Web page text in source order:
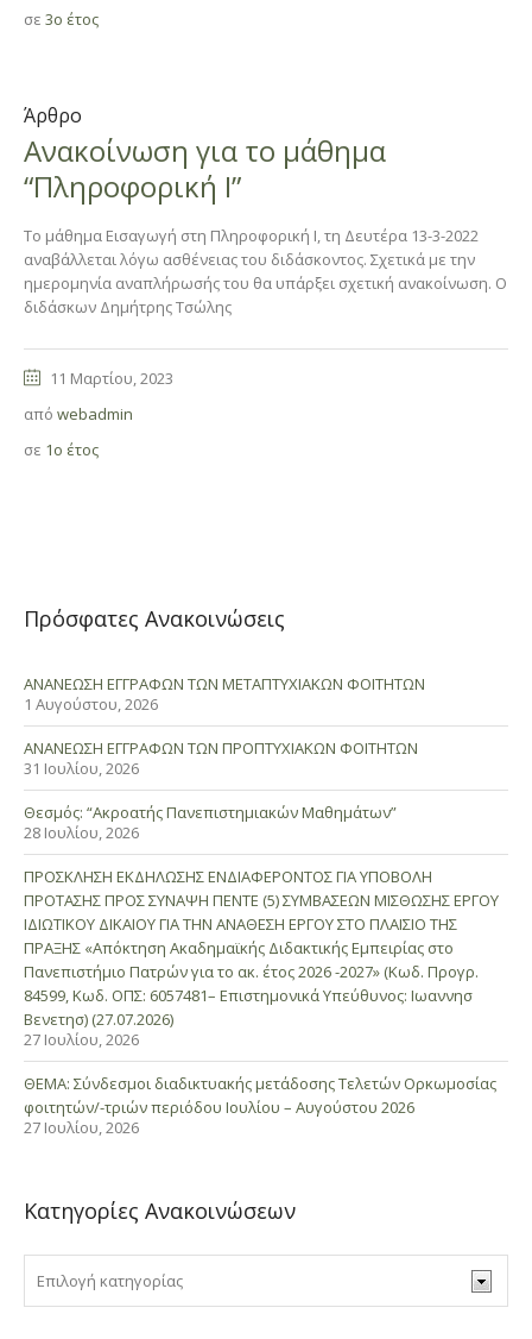
σε 3ο έτος
Άρθρο
Ανακοίνωση για το μάθημα
“Πληροφορική I”
Το μάθημα Εισαγωγή στη Πληροφορική I, τη Δευτέρα 13-3-2022
αναβάλλεται λόγω ασθένειας του διδάσκοντος. Σχετικά με την
ημερομηνία αναπλήρωσής του θα υπάρξει σχετική ανακοίνωση. Ο
διδάσκων Δημήτρης Τσώλης
11 Μαρτίου, 2023
από webadmin
σε 1ο έτος
Πρόσφατες Ανακοινώσεις
ΑΝΑΝΕΩΣΗ ΕΓΓΡΑΦΩΝ ΤΩΝ ΜΕΤΑΠΤΥΧΙΑΚΩΝ ΦΟΙΤΗΤΩΝ
1 Αυγούστου, 2026
ΑΝΑΝΕΩΣΗ ΕΓΓΡΑΦΩΝ ΤΩΝ ΠΡΟΠΤΥΧΙΑΚΩΝ ΦΟΙΤΗΤΩΝ
31 Ιουλίου, 2026
Θεσμός: “Ακροατής Πανεπιστημιακών Μαθημάτων”
28 Ιουλίου, 2026
ΠΡΟΣΚΛΗΣΗ ΕΚΔΗΛΩΣΗΣ ΕΝΔΙΑΦΕΡΟΝΤΟΣ ΓΙΑ ΥΠΟΒΟΛΗ
ΠΡΟΤΑΣΗΣ ΠΡΟΣ ΣΥΝΑΨΗ ΠΕΝΤΕ (5) ΣΥΜΒΑΣΕΩΝ ΜΙΣΘΩΣΗΣ ΕΡΓΟΥ
ΙΔΙΩΤΙΚΟΥ ΔΙΚΑΙΟΥ ΓΙΑ ΤΗΝ ΑΝΑΘΕΣΗ ΕΡΓΟΥ ΣΤΟ ΠΛΑΙΣΙΟ ΤΗΣ
ΠΡΑΞΗΣ «Απόκτηση Ακαδημαϊκής Διδακτικής Εμπειρίας στο
Πανεπιστήμιο Πατρών για το ακ. έτος 2026 -2027» (Κωδ. Προγρ.
84599, Κωδ. ΟΠΣ: 6057481– Επιστημονικά Υπεύθυνος: Ιωαννησ
Βενετησ) (27.07.2026)
27 Ιουλίου, 2026
ΘΕΜΑ: Σύνδεσμοι διαδικτυακής μετάδοσης Τελετών Ορκωμοσίας
φοιτητών/-τριών περιόδου Ιουλίου – Αυγούστου 2026
27 Ιουλίου, 2026
Κατηγορίες Ανακοινώσεων